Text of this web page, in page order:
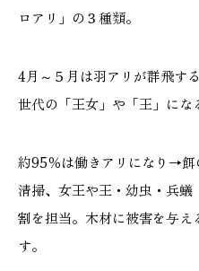
本社
10:00〜19:00 水曜定休
ロアリ」の３種類。
4月～５月は羽アリが群飛す
世代の「王女」や「王」にな
約95％は働きアリになり→餌
清掃、女王や王・幼虫・兵
割を担当。木材に被害を与え
す。